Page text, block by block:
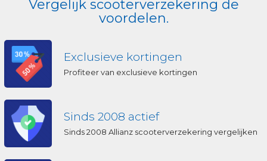
Vergelijk scooterverzekering de
voordelen.
Exclusieve kortingen
Profiteer van exclusieve kortingen
Sinds 2008 actief
Sinds 2008 Allianz scooterverzekering vergelijken